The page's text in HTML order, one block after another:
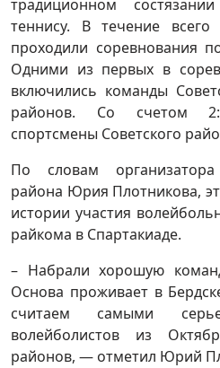
традиционном
теннису. В течение
проходили соревнования
Одними из первых в
включились команды
районов. Со счетом
спортсмены Советского
По словам
района Юрия Плотникова,
истории участия
райкома в Спартакиаде.
– Набрали хорошую
Основа проживает в
считаем самыми
волейболистов из
районов, — отметил Юрий